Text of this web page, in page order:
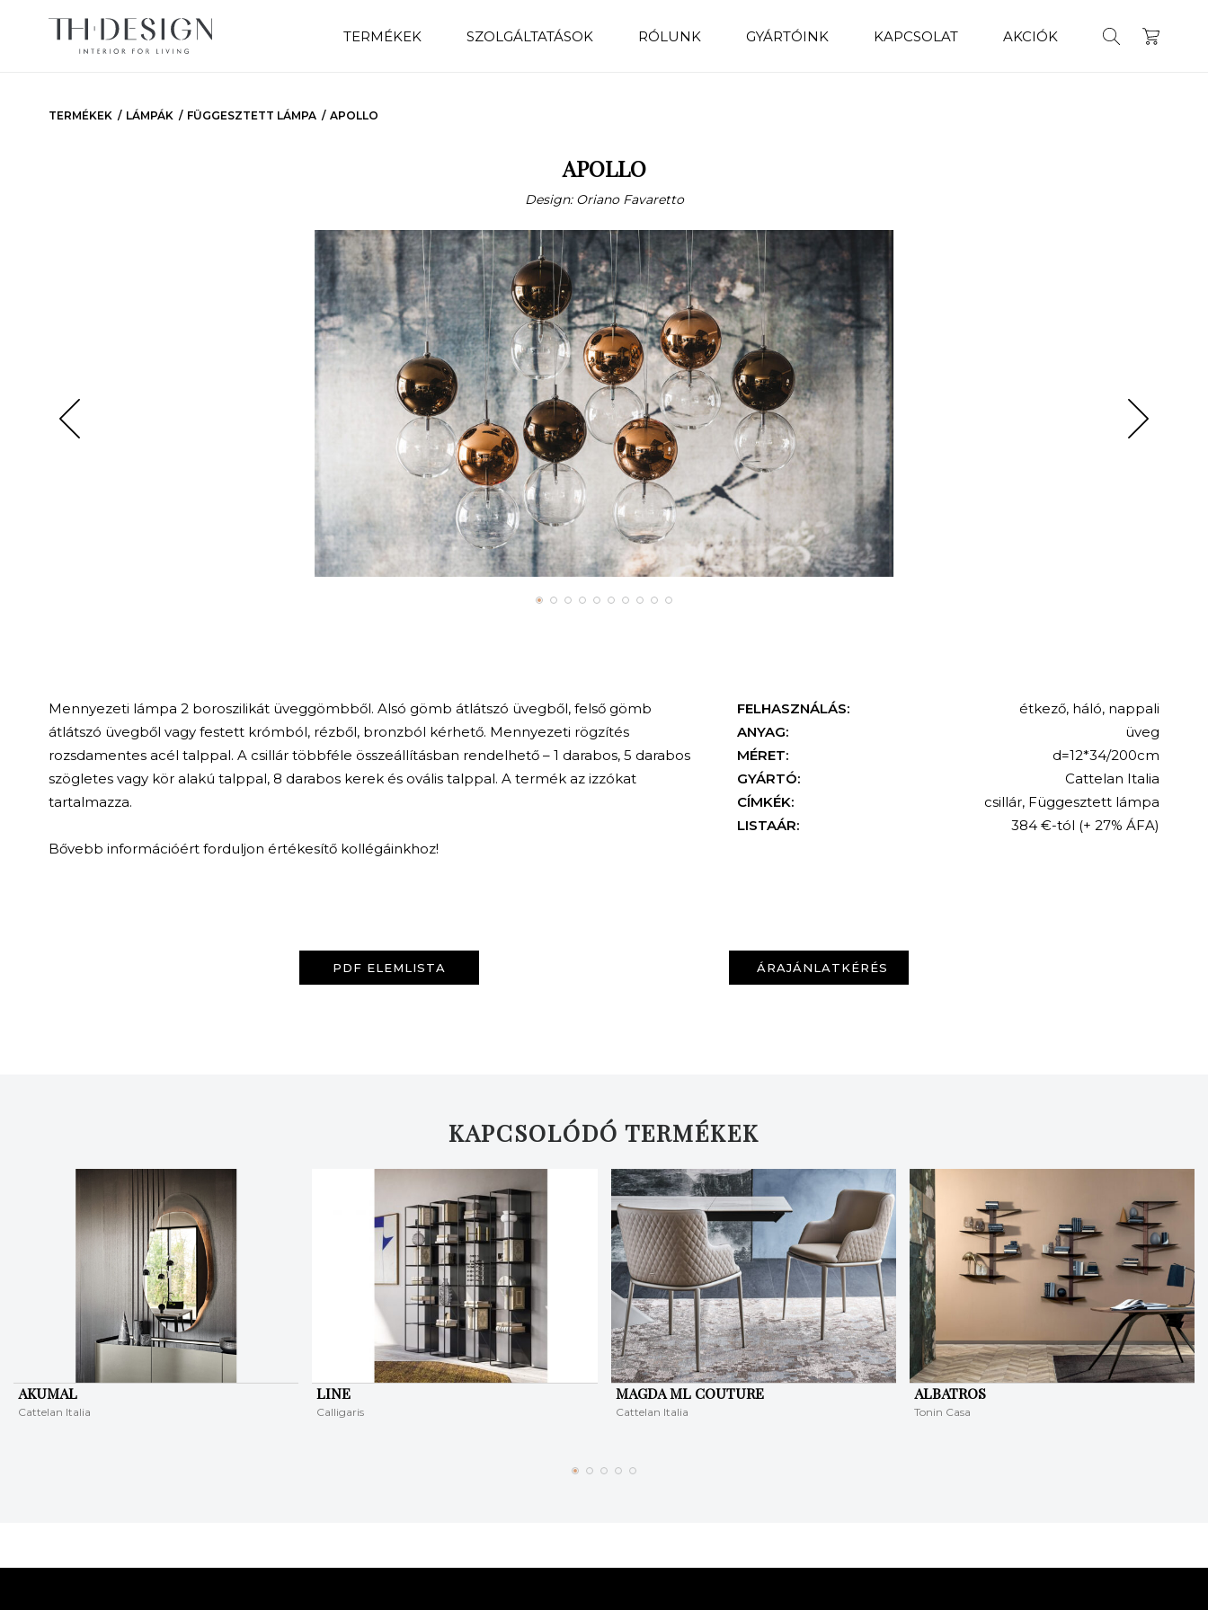
TERMÉKEK SZOLGÁLTATÁSOK RÓLUNK GYÁRTÓINK KAPCSOLAT AKCIÓK
TERMÉKEK LÁMPÁK FÜGGESZTETT LÁMPA APOLLO
APOLLO
Design: Oriano Favaretto
Mennyezeti lámpa 2 boroszilikát üveggömbből. Alsó gömb átlátszó üvegből, felső gömb
átlátszó üvegből vagy festett krómból, rézből, bronzból kérhető. Mennyezeti rögzítés
rozsdamentes acél talppal. A csillár többféle összeállításban rendelhető – 1 darabos, 5 darabos
szögletes vagy kör alakú talppal, 8 darabos kerek és ovális talppal. A termék az izzókat
tartalmazza.
Bővebb információért forduljon értékesítő kollégáinkhoz!
FELHASZNÁLÁS: étkező, háló, nappali
ANYAG:
üveg
MÉRET:
d=12*34/200cm
GYÁRTÓ:
Cattelan Italia
CÍMKÉK:
csillár, Függesztett lámpa
LISTAÁR:
384 €-tól (+ 27% ÁFA)
PDF ELEMLISTA ÁRAJÁNLATKÉRÉS
KAPCSOLÓDÓ TERMÉKEK
AKUMAL
Cattelan Italia
LINE
Calligaris
MAGDA ML COUTURE
Cattelan Italia
ALBATROS
Tonin Casa